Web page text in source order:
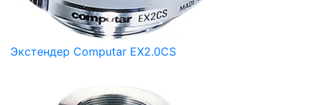
Экстендер Computar EX2.0CS